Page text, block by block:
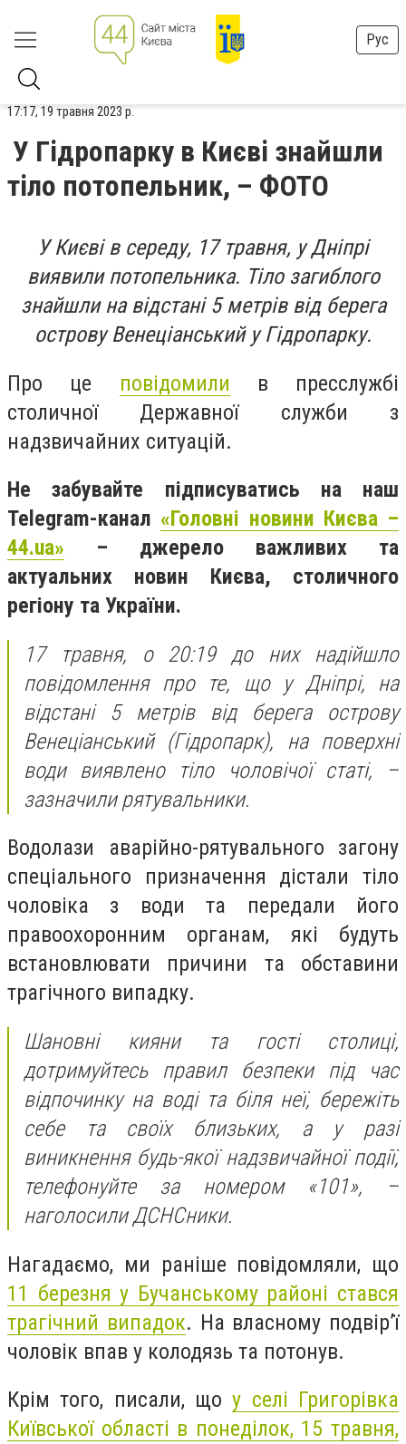
Рус
17:17, 19 травня 2023 р.
У Гідропарку в Києві знайшли
тіло потопельник, – ФОТО
У Києві в середу, 17 травня, у Дніпрі
виявили потопельника. Тіло загиблого
знайшли на відстані 5 метрів від берега
острову Венеціанський у Гідропарку.
Про це повідомили в пресслужбі
столичної Державної служби з
надзвичайних ситуацій.
Не забувайте підписуватись на наш
Telegram-канал «Головні новини Києва –
44.ua» – джерело важливих та
актуальних новин Києва, столичного
регіону та України.
17 травня, о 20:19 до них надійшло
повідомлення про те, що у Дніпрі, на
відстані 5 метрів від берега острову
Венеціанський (Гідропарк), на поверхні
води виявлено тіло чоловічої статі, –
зазначили рятувальники.
Водолази аварійно-рятувального загону
спеціального призначення дістали тіло
чоловіка з води та передали його
правоохоронним органам, які будуть
встановлювати причини та обставини
трагічного випадку.
Шановні кияни та гості столиці,
дотримуйтесь правил безпеки під час
відпочинку на воді та біля неї, бережіть
себе та своїх близьких, а у разі
виникнення будь-якої надзвичайної події,
телефонуйте за номером «101», –
наголосили ДСНСники.
Нагадаємо, ми раніше повідомляли, що
11 березня у Бучанському районі стався
трагічний випадок. На власному подвір’ї
чоловік впав у колодязь та потонув.
Крім того, писали, щоу селі Григорівка
Київської області в понеділок, 15 травня,